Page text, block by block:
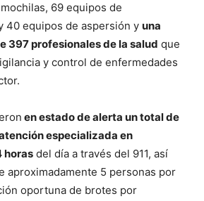
69 equipos de
40 equipos de aspersión y una
397 profesionales de la salud que
y control de enfermedades
en estado de alerta un total de
especializada en
horas del día a través del 911, así
aproximadamente 5 personas por
oportuna de brotes por